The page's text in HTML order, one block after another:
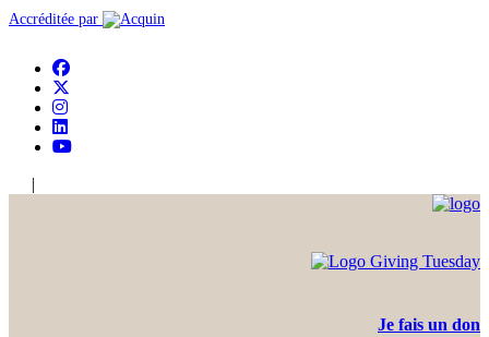
Accréditée par
|
Je fais un don